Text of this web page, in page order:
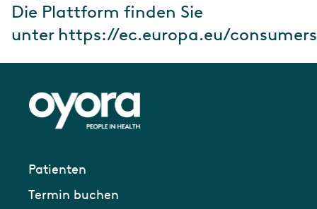
Die Plattform finden Sie
unter https://ec.europa.eu/
Patienten
Termin buchen